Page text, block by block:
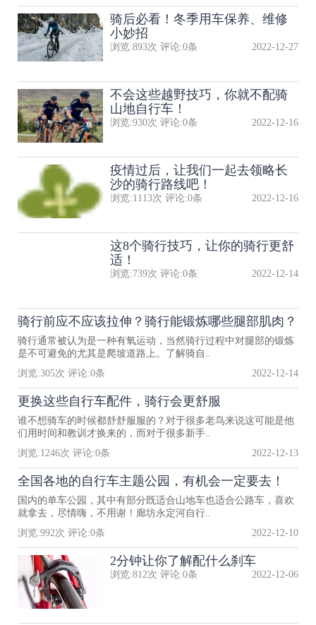
骑后必看！冬季用车保养、维修
小妙招
浏览:893次 评论:0条 2022-12-27
不会这些越野技巧，你就不配骑
山地自行车！
浏览:930次 评论:0条 2022-12-16
疫情过后，让我们一起去领略长
沙的骑行路线吧！
浏览:1113次 评论:0条 2022-12-16
这8个骑行技巧，让你的骑行更舒
适！
浏览:739次 评论:0条 2022-12-14
骑行前应不应该拉伸？骑行能锻炼哪些腿部肌肉？
骑行通常被认为是一种有氧运动，当然骑行过程中对腿部的锻炼
是不可避免的尤其是爬坡道路上。了解骑自..
浏览:305次 评论:0条 2022-12-14
更换这些自行车配件，骑行会更舒服
谁不想骑车的时候都舒舒服服的？对于很多老鸟来说这可能是他
们用时间和教训才换来的，而对于很多新手..
浏览:1246次 评论:0条 2022-12-13
全国各地的自行车主题公园，有机会一定要去！
国内的单车公园，其中有部分既适合山地车也适合公路车，喜欢
就拿去，尽情嗨，不用谢！廊坊永定河自行..
浏览:992次 评论:0条 2022-12-10
2分钟让你了解配什么刹车
浏览:812次 评论:0条 2022-12-06